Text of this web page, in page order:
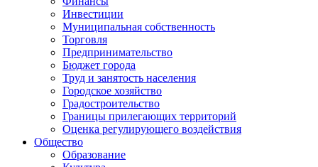
Инвестиции
Муниципальная собственность
Торговля
Предпринимательство
Бюджет города
Труд и занятость населения
Городское хозяйство
Градостроительство
Границы прилегающих территорий
Оценка регулирующего воздействия
Общество
Образование